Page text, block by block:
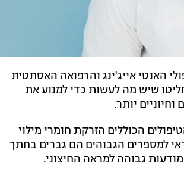
האנטי אייג'ינג והרפואה האסתטית
שיש מה לעשות כדי למנוע את
יותר.
מעניקים להם רוח גבית: לפי ההערכות, כ-15%-20% מהטיפולים הכוללים הזרקת חומרי מילוי
למספרים הגבוהים הם גברים בחתך
גבוהה למראה החיצוני.